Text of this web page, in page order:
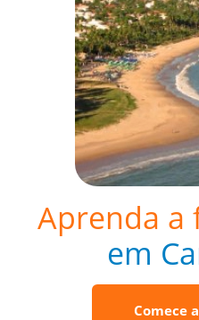
Aprenda a
em
Comece